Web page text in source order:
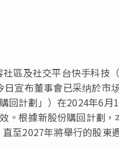
區及社交平台快手科技
宣布董事會已采纳於市
回計劃」）在2024年6
。根據新股份購回計劃
至2027年將舉行的股東